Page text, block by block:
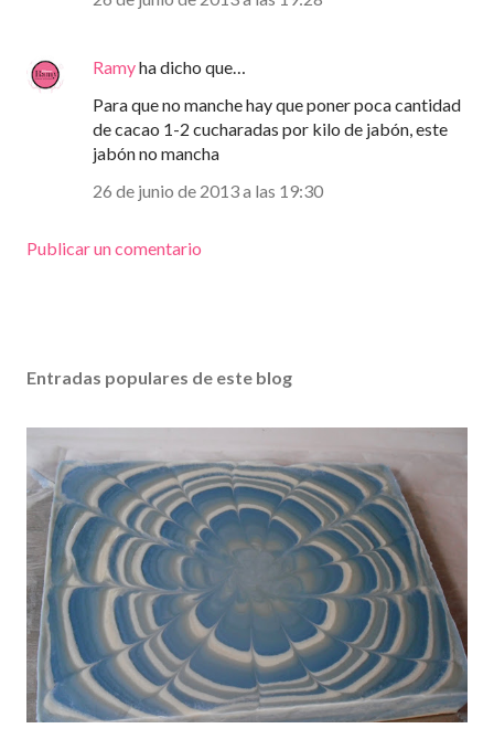
Ramyha dicho que…
Para que no manche hay que poner poca cantidad
de cacao 1-2 cucharadas por kilo de jabón, este
jabón no mancha
26 de junio de 2013 a las 19:30
Publicar un comentario
Entradas populares de este blog